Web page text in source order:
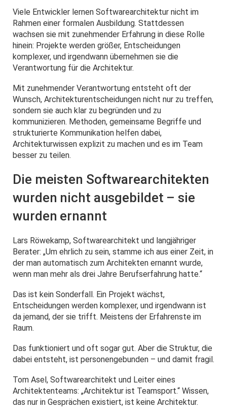
Viele Entwickler lernen Softwarearchitektur nicht im
Rahmen einer formalen Ausbildung. Stattdessen
wachsen sie mit zunehmender Erfahrung in diese Rolle
hinein: Projekte werden größer, Entscheidungen
komplexer, und irgendwann übernehmen sie die
Verantwortung für die Architektur.
Mit zunehmender Verantwortung entsteht oft der
Wunsch, Architekturentscheidungen nicht nur zu treffen,
sondern sie auch klar zu begründen und zu
kommunizieren. Methoden, gemeinsame Begriffe und
strukturierte Kommunikation helfen dabei,
Architekturwissen explizit zu machen und es im Team
besser zu teilen.
Die meisten Softwarearchitekten
wurden nicht ausgebildet – sie
wurden ernannt
Lars Röwekamp, Softwarearchitekt und langjähriger
Berater: „Um ehrlich zu sein, stamme ich aus einer Zeit, in
der man automatisch zum Architekten ernannt wurde,
wenn man mehr als drei Jahre Berufserfahrung hatte.“
Das ist kein Sonderfall. Ein Projekt wächst,
Entscheidungen werden komplexer, und irgendwann ist
da jemand, der sie trifft. Meistens der Erfahrenste im
Raum.
Das funktioniert und oft sogar gut. Aber die Struktur, die
dabei entsteht, ist personengebunden – und damit fragil.
Tom Asel, Softwarearchitekt und Leiter eines
Architektenteams: „Architektur ist Teamsport.“ Wissen,
das nur in Gesprächen existiert, ist keine Architektur.